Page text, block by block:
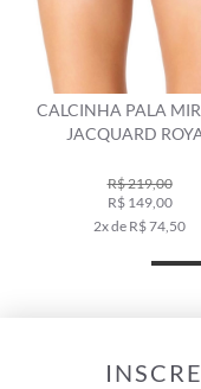
CALCINHA
MIRACLE UP
R$ 259,00
R$ 129,00
2x de R$ 64,50